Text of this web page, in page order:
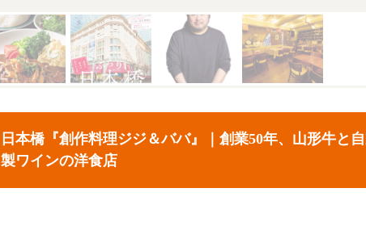
日本橋『創作料理ジジ＆ババ』｜創業50年、山形牛と
製ワインの洋食店